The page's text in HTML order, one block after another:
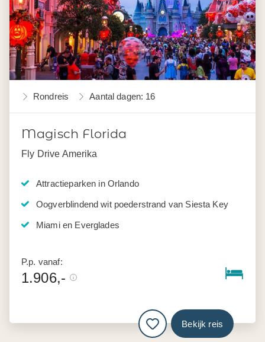
Rondreis Aantal dagen: 16
Magisch Florida
Fly Drive Amerika
Attractieparken in Orlando
Oogverblindend wit poederstrand van Siesta Key
Miami en Everglades
P.p. vanaf:
1.906,-
Bekijk reis